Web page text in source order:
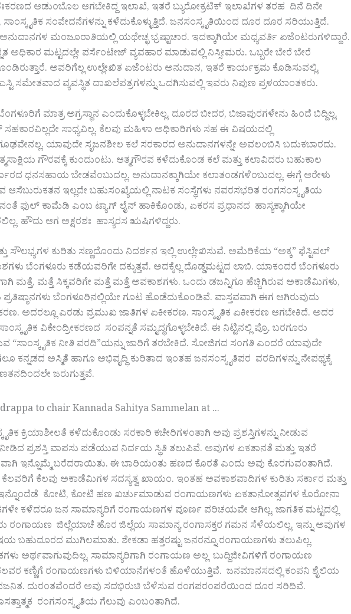
ಆಡುಂಬೊಲ ಆಗಬೇಕಿದ್ದ ಇಲಾಖೆ, ಇತರೆ ಬ್ಯುರೋಕ್ರಟಿಕ್ ಇಲಾಖೆಗಳ ತರಹ ದಿನೆ ದಿನೇ
ಸಂವೇದನೆಗಳನ್ನು ಕಳೆದುಕೊಳ್ಳುತ್ತಿದೆ. ಜನಸಂಸ್ಕೃತಿಯಿಂದ ದೂರ ದೂರ ಸರಿಯುತ್ತಿದೆ.
ಮಂಜೂರಾತಿಯಲ್ಲಿ ಯಥೇಚ್ಛ ಭ್ರಷ್ಟಾಚಾರ. ಇದಕ್ಕಾಗಿಯೇ ಮಧ್ಯವರ್ತಿ ಏಜೆಂಟರುಗಳಿದ್ದಾರೆ.
ಮಟ್ಟದಲ್ಲೇ ಪರ್ಸೆಂಟೇಜ್ ವ್ಯವಹಾರ ಮಾಡುವಲ್ಲಿ ನಿಸ್ಸೀಮರು. ಒಬ್ಬರೇ ಬೇರೆ ಬೇರೆ
ಅವರಿಗೆಲ್ಲ ಉಲ್ಲೇಖಿತ ಏಜೆಂಟರು ಅನುದಾನ, ಇತರೆ ಕಾರ್ಯಕ್ರಮ ಕೊಡಿಸುವಲ್ಲಿ,
ವ್ಯವಸ್ಥಿತ ದಾಖಲೆಪತ್ರಗಳನ್ನು ಒದಗಿಸುವಲ್ಲಿ ಇವರು ನಿಪುಣ ಪ್ರಳಯಾಂತಕರು.
ಮಾತ್ರ ಅಗ್ರಸ್ಥಾನ ಎಂದುಕೊಳ್ಳಬೇಕಿಲ್ಲ. ದೂರದ ಬೀದರ, ಬಿಜಾಪುರಗಳೇನು ಹಿಂದೆ ಬಿದ್ದಿಲ್ಲ.
ಸಹಕಾರವಿಲ್ಲದೇ ಸಾಧ್ಯವಿಲ್ಲ. ಕೆಲವು ಮಹಿಳಾ ಅಧಿಕಾರಿಗಳು ಸಹ ಈ ವಿಷಯದಲ್ಲಿ
ಯಾವುದೇ ಸೃಜನಶೀಲ ಕಲೆ ಸರಕಾರದ ಅನುದಾನಗಳನ್ನೇ ಅವಲಂಬಿಸಿ ಬದುಕಬಾರದು.
ಗೌರವಕ್ಕೆ ಕುಂದುಂಟು. ಆತ್ಮಗೌರವ ಕಳೆದುಕೊಂಡ ಕಲೆ ಮತ್ತು ಕಲಾವಿದರು ಬಹುಕಾಲ
ಧನಸಹಾಯ ಬೇಡವೆಂಬುದಲ್ಲ. ಅನುದಾನಕ್ಕಾಗಿಯೇ ಕಲಾತಂಡಗಳೆಂಬುದಲ್ಲ. ಈಗ್ಗೆ ಆರೇಳು
ಇಲ್ಲದೇ ಬಹುಸಂಖ್ಯೆಯಲ್ಲಿ ನಾಟಕ ಸಂಸ್ಥೆಗಳು ನವರಸಭರಿತ ರಂಗಸಂಸ್ಕೃತಿಯ
ಫುಲ್ ಕಾಮೆಡಿ ಎಂಬ ಟ್ಯಾಗ್ ಲೈನ್ ಹಾಕಿಕೊಂಡು, ಏಕರಸ ಪ್ರಧಾನದ ಹಾಸ್ಯಕ್ಕಾಗಿಯೇ
ಹೌದು ಆಗ ಅಕ್ಷರಶಃ ಹಾಸ್ಯರಸ ಋಷಿಗಳಿದ್ದರು.
ಸೌಲಭ್ಯಗಳ ಕುರಿತು ಸಣ್ಣದೊಂದು ನಿದರ್ಶನ ಇಲ್ಲಿ ಉಲ್ಲೇಖಿಸುವೆ. ಅಮೆರಿಕೆಯ “ಅಕ್ಕ” ಫೆಸ್ಟಿವಲ್
ಬೆಂಗಳೂರು ಕಡೆಯವರಿಗೇ ದಕ್ಕುತ್ತವೆ. ಅದಕ್ಕೆಲ್ಲ ದೊಡ್ಡಮಟ್ಟದ ಲಾಬಿ. ಯಾಕಂದರೆ ಬೆಂಗಳೂರು
ಮತ್ತೆ, ಮತ್ತೆ ಸಿಕ್ಕವರಿಗೇ ಮತ್ತೆ ಮತ್ತೆ ಅವಕಾಶಗಳು. ಒಂದು ಡಜನ್ನಿಗೂ ಹೆಚ್ಚಿಗಿರುವ ಅಕಾಡೆಮಿಗಳು,
ಪ್ರತಿಷ್ಠಾನಗಳು ಬೆಂಗಳೂರಿನಲ್ಲಿಯೇ ಗೂಟ ಹೊಡೆದುಕೊಂಡಿವೆ. ವಾಸ್ತವವಾಗಿ ಈಗ ಆಗಿರುವುದು
ಅದರಲ್ಲೂ ಎರಡು ಪ್ರಮುಖ ಜಾತಿಗಳ ಏಕೀಕರಣ. ಸಾಂಸ್ಕೃತಿಕ ಏಕೀಕರಣ ಆಗಬೇಕಿದೆ. ಅದರ
ವಿಕೇಂದ್ರೀಕರಣದ ಸಂಪನ್ನತೆ ಸಮೃದ್ಧಗೊಳ್ಳಬೇಕಿದೆ. ಈ ನಿಟ್ಟಿನಲ್ಲಿ ಪ್ರೊ. ಬರಗೂರು
“ಸಾಂಸ್ಕೃತಿಕ ನೀತಿ ವರದಿ”ಯನ್ನು ಜಾರಿಗೆ ತರಬೇಕಿದೆ. ಸೋಜಿಗದ ಸಂಗತಿ ಎಂದರೆ ಯಾವುದೇ
ಕನ್ನಡದ ಅಸ್ಮಿತೆ ಹಾಗೂ ಅಭಿವೃದ್ಧಿ ಕುರಿತಾದ ಇಂತಹ ಜನಸಂಸ್ಕೃತಿಪರ ವರದಿಗಳನ್ನು ನೇಪಥ್ಯಕ್ಕೆ
ಜರುಗುತ್ತವೆ.
ಕ್ರಿಯಾಶೀಲತೆ ಕಳೆದುಕೊಂಡು ಸರಕಾರಿ ಕಚೇರಿಗಳಂತಾಗಿ ಅವು ಪ್ರಶಸ್ತಿಗಳನ್ನು ನೀಡುವ
ಪ್ರಶಸ್ತಿ ವಾಪಸು ಪಡೆಯುವ ನಿರ್ದಯ ಸ್ಥಿತಿ ತಲುಪಿವೆ. ಅವುಗಳ ಏಕತಾನತೆ ಮತ್ತು ಇತರೆ
ಇನ್ನೊಮ್ಮೆ ಬರೆದರಾಯಿತು. ಈ ಬಾರಿಯಂತು ಹಣದ ಕೊರತೆ ಎಂದು ಅವು ಕೊರಗುವಂತಾಗಿದೆ.
ಕೆಲವರಿಗೆ ಕೆಲವು ಅಕಾಡೆಮಿಗಳ ಸದಸ್ಯತ್ವ ಖಾಯಂ. ಇಂತಹ ಅವಕಾಶವಾದಿಗಳ ಕುರಿತು ಸರ್ಕಾರ ಮತ್ತು
ಕೋಟಿ, ಕೋಟಿ ಹಣ ಖರ್ಚುಮಾಡುವ ರಂಗಾಯಣಗಳು ಏಕತಾನೋತ್ಸವಗಳ ಕೊರೋನಾ
ಕಳೆದರೂ ಜನ ಸಾಮಾನ್ಯರಿಗೆ ರಂಗಾಯಣಗಳ ಪೂರ್ಣ ಪರಿಚಯವೇ ಆಗಿಲ್ಲ. ಜಾಗತಿಕ ಮಟ್ಟದಲ್ಲಿ
ರಂಗಾಯಣ ಜಿಲ್ಲೆಯಾಚೆ ಹೊರ ಜಿಲ್ಲೆಯ ಸಾಮಾನ್ಯ ರಂಗಾಸಕ್ತರ ಗಮನ ಸೆಳೆಯಲಿಲ್ಲ. ಇನ್ನು ಅವುಗಳ
ಬಹುದೂರದ ಮುಗಿಲಮಾತು. ಶೇಕಡಾ ಹತ್ತರಷ್ಟು ಜನರನ್ನೂ ರಂಗಾಯಣಗಳು ತಲುಪಿಲ್ಲ.
ಅರ್ಥವಾಗುವುದಿಲ್ಲ. ಸಾಮಾನ್ಯರಿಗಾಗಿ ರಂಗಾಯಣ ಅಲ್ಲ ಬುದ್ದಿಜೀವಿಗಳಿಗೆ ರಂಗಾಯಣ
ಕೆಲವರ ಕಣ್ಣಿಗೆ ರಂಗಾಯಣಗಳು ಬಿಳಿಯಾನೆಗಳಂತೆ ಹೊಳೆಯುತ್ತಿವೆ. ಜನಮಾನಸದಲ್ಲಿ ಕಂಪನಿ ಶೈಲಿಯ
ಜನಜನಿತ. ದುರಂತವೆಂದರೆ ಅವು ಸದಭಿರುಚಿ ಬೆಳೆಸುವ ರಂಗಪರಂಪರೆಯಿಂದ ದೂರ ಸರಿದಿವೆ.
ರಂಗಸಂಸ್ಕೃತಿಯ ಗೆಲುವು‌ ಎಂಬಂತಾಗಿದೆ.